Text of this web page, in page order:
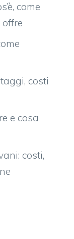
come
costi
e cosa
costi,